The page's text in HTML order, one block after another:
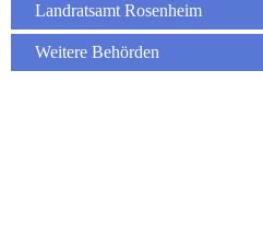
Landratsamt Rosenheim
Weitere Behörden